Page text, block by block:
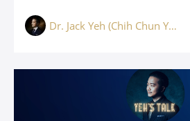
Dr. Jack Yeh (Chih Chun Yeh, 葉志鈞)